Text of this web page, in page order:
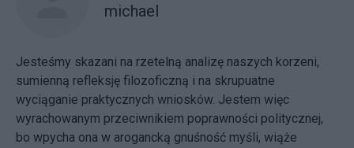
michael
Jesteśmy skazani na rzetelną analizę naszych korzeni,
sumienną refleksję filozoficzną i na skrupuatne
wyciąganie praktycznych wniosków. Jestem więc
wyrachowanym przeciwnikiem poprawności politycznej,
bo wpycha ona w arogancką gnuśność myśli, wiąże